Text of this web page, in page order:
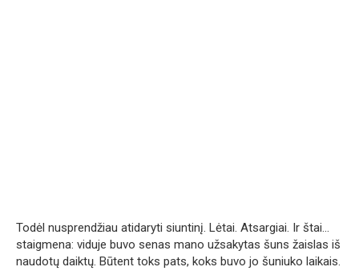
Todėl nusprendžiau atidaryti siuntinį. Lėtai. Atsargiai. Ir štai…
staigmena: viduje buvo senas mano užsakytas šuns žaislas iš
naudotų daiktų. Būtent toks pats, koks buvo jo šuniuko laikais.